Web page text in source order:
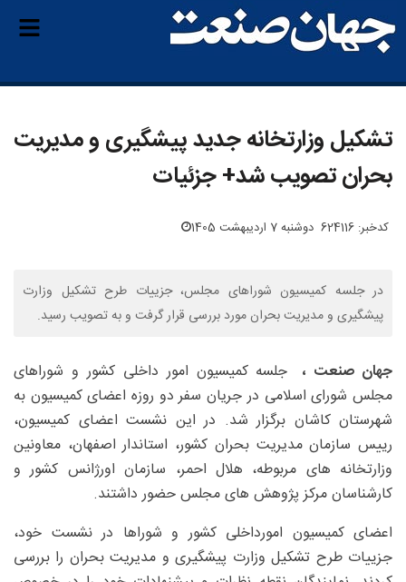
تشکیل وزارتخانه جدید پیشگیری و مدیریت
بحران تصویب شد+ جزئیات
کدخبر: 624116 دوشنبه 7 اردیبهشت 1405
در جلسه کمیسیون شوراهای مجلس، جزییات طرح تشکیل وزارت
پیشگیری و مدیریت بحران مورد بررسی قرار گرفت و به تصویب رسید.
جهان صنعت ،
جلسه کمیسیون امور داخلی کشور و شوراهای
مجلس شورای اسلامی در جریان سفر دو روزه اعضای کمیسیون به
شهرستان کاشان برگزار شد. در این نشست اعضای کمیسیون،
رییس سازمان مدیریت بحران کشور، استاندار اصفهان، معاونین
وزارتخانه های مربوطه، هلال احمر، سازمان اورژانس کشور و
کارشناسان مرکز پژوهش های مجلس حضور داشتند.
اعضای کمیسیون امورداخلی کشور و شوراها در نشست خود،
جزییات طرح تشکیل وزارت پیشگیری و مدیریت بحران را بررسی